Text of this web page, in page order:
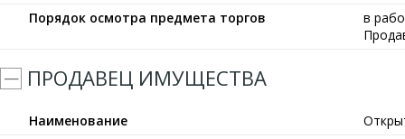
Порядок осмотра предмета торгов
в
ПРОДАВЕЦ ИМУЩЕСТВА
Наименование